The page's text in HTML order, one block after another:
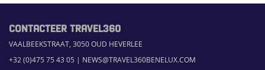
CONTACTEER TRAVEL360
VAALBEEKSTRAAT, 3050 OUD HEVERLEE
+32 (0)475 75 43 05 | NEWS@TRAVEL360BENELUX.COM